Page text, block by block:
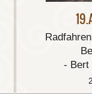
- Bert